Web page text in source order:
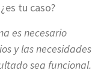
tu caso?
es necesario
y las necesidades
sea funcional.